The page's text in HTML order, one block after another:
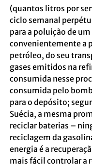
(quantos litros por
ciclo semanal
para a poluição de
convenientemente a
petróleo, do seu
gases emitidos na
consumida nesse
consumida pelo
para o depósito;
Suécia, a mesma
reciclar baterias –
reciclagem da
energia é a
mais fácil controlar a